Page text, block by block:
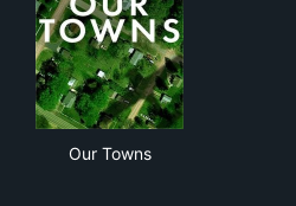
Our Towns